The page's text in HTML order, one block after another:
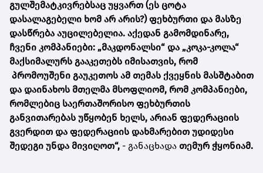
გულშემატკივრებსაც უყვართ (ეს ცოტა
დასალაგებელი ხომ არ არის?) ფეხბურთი და მასზე
დასწრება აუცილებელია. აქედან გამომდინარე,
ჩვენი კომპანიები: „მაკდონალსი“ და „კოკა-კოლა“
მაქსიმალურს გააკეთებს იმისათვის, რომ
პრომოუშენი გაუკეთოს ამ თემას ქვეყნის მასშტაბით
და დაინახოს მთელმა მსოფლიომ, რომ კომპანიები,
რომლებიც საერთაშორისო ფეხბურთის
განვითარებას უწყობენ ხელს, არიან ფედერაციის
გვერდით და ფედერაციის დახმარებით უდიდესი
შედეგი უნდა მივიღოთ“, - განაცხადა თემურ ჭყონიამ.